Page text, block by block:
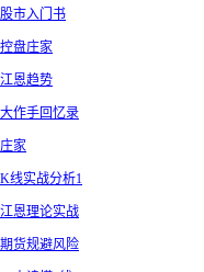
股市入门书
控盘庄家
江恩趋势
大作手回忆录
庄家
K线实战分析1
江恩理论实战
期货规避风险